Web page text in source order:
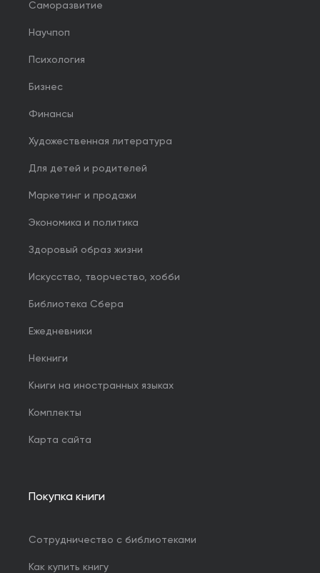
Саморазвитие
Научпоп
Психология
Бизнес
Финансы
Художественная литература
Для детей и родителей
Маркетинг и продажи
Экономика и политика
Здоровый образ жизни
Искусство, творчество, хобби
Библиотека Сбера
Ежедневники
Некниги
Книги на иностранных языках
Комплекты
Карта сайта
Покупка книги
Сотрудничество с библиотеками
Как купить книгу